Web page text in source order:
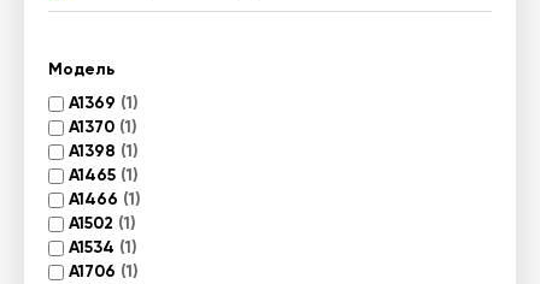
Модель
A1369 (1)
A1370 (1)
A1398 (1)
A1465 (1)
A1466 (1)
A1502 (1)
A1534 (1)
A1706 (1)